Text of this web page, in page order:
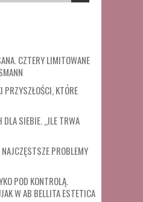
CZTERY LIMITOWANE
PRZYSZŁOŚCI, KTÓRE
SIEBIE. „ILE TRWA
PROBLEMY
POD KONTROLĄ.
W AB BELLITA ESTETICA